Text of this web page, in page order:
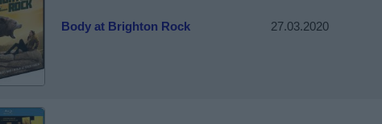
Body at Brighton Rock 27.03.2020